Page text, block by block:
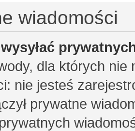
wiadomości
dla których nie
nie jesteś
prywatne